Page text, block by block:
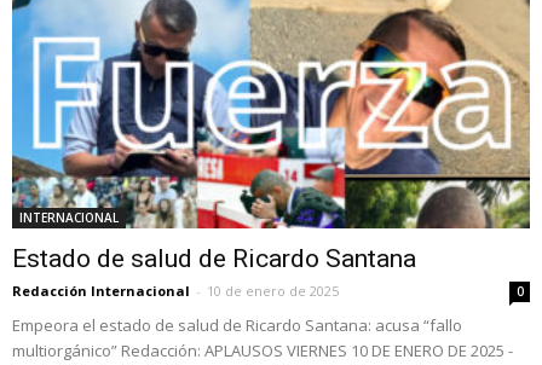
INTERNACIONAL
Estado de salud de Ricardo Santana
Redacción Internacional - 10 de enero de 2025 0
Empeora el estado de salud de Ricardo Santana: acusa “fallo
multiorgánico” Redacción: APLAUSOS VIERNES 10 DE ENERO DE 2025 -